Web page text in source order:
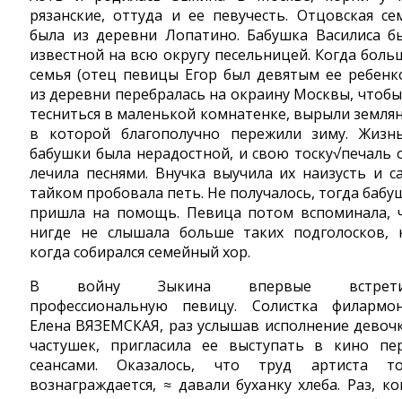
рязанские, оттуда и ее певучесть. Отцовская
была из деревни Лопатино. Бабушка Василиса
известной на всю округу песельницей. Когда
семья (отец певицы Егор был девятым ее
из деревни перебралась на окраину Москвы,
тесниться в маленькой комнатенке, вырыли
в которой благополучно пережили зиму.
бабушки была нерадостной, и свою тоску√печаль
лечила песнями. Внучка выучила их наизусть и
тайком пробовала петь. Не получалось, тогда
пришла на помощь. Певица потом вспоминала,
нигде не слышала больше таких подголосков,
когда собирался семейный хор.
В войну Зыкина впервые
профессиональную певицу. Солистка
Елена ВЯЗЕМСКАЯ, раз услышав исполнение
частушек, пригласила ее выступать в кино
сеансами. Оказалось, что труд артиста
вознаграждается, ≈ давали буханку хлеба. Раз,